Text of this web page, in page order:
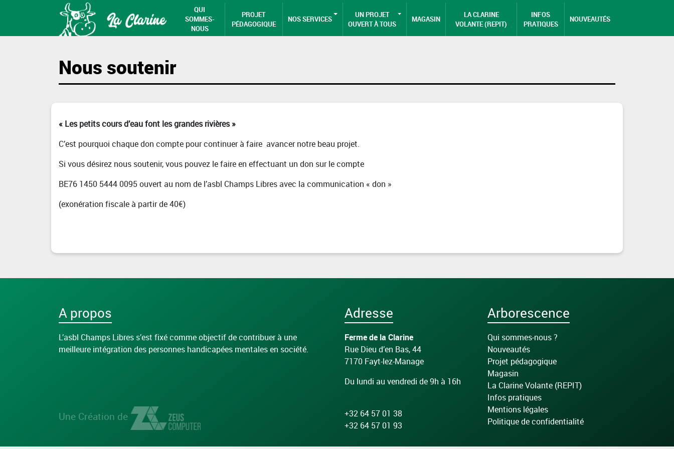
QUI
SOMMES-
NOUS
PROJET
PÉDAGOGIQUE
NOS SERVICES
UN PROJET
OUVERT À TOUS
MAGASIN
LA CLARINE
VOLANTE (REPIT)
INFOS
PRATIQUES
NOUVEAUTÉS
Nous soutenir
« Les petits cours d’eau font les grandes rivières »
C’est pourquoi chaque don compte pour continuer à faire avancer notre beau projet.
Si vous désirez nous soutenir, vous pouvez le faire en effectuant un don sur le compte
BE76 1450 5444 0095 ouvert au nom de l’asbl Champs Libres avec la communication « don »
(exonération fiscale à partir de 40€)
A propos
L’asbl Champs Libres s’est fixé comme objectif de contribuer à une
meilleure intégration des personnes handicapées mentales en société.
Une Création de
Adresse
Ferme de la Clarine
Rue Dieu d’en Bas, 44
7170 Fayt-lez-Manage
Du lundi au vendredi de 9h à 16h
+32 64 57 01 38
+32 64 57 01 93
Arborescence
Qui sommes-nous ?
Nouveautés
Projet pédagogique
Magasin
La Clarine Volante (REPIT)
Infos pratiques
Mentions légales
Politique de confidentialité